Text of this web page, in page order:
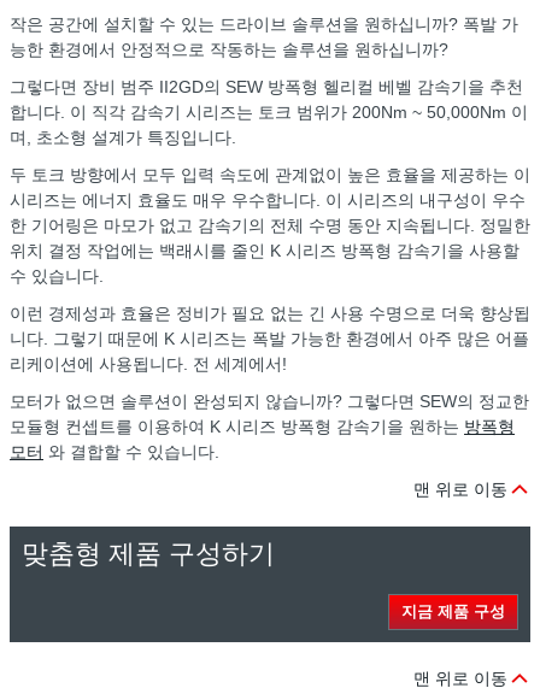
작은 공간에 설치할 수 있는 드라이브 솔루션을 원하십니까? 폭발 가
능한 환경에서 안정적으로 작동하는 솔루션을 원하십니까?
그렇다면 장비 범주 II2GD의 SEW 방폭형 헬리컬 베벨 감속기을 추천
합니다. 이 직각 감속기 시리즈는 토크 범위가 200Nm ~ 50,000Nm 이
며, 초소형 설계가 특징입니다.
두 토크 방향에서 모두 입력 속도에 관계없이 높은 효율을 제공하는 이
시리즈는 에너지 효율도 매우 우수합니다. 이 시리즈의 내구성이 우수
한 기어링은 마모가 없고 감속기의 전체 수명 동안 지속됩니다. 정밀한
위치 결정 작업에는 백래시를 줄인 K 시리즈 방폭형 감속기을 사용할
수 있습니다.
이런 경제성과 효율은 정비가 필요 없는 긴 사용 수명으로 더욱 향상됩
니다. 그렇기 때문에 K 시리즈는 폭발 가능한 환경에서 아주 많은 어플
리케이션에 사용됩니다. 전 세계에서!
모터가 없으면 솔루션이 완성되지 않습니까? 그렇다면 SEW의 정교한
모듈형 컨셉트를 이용하여 K 시리즈 방폭형 감속기을 원하는 방폭형
모터 와 결합할 수 있습니다.
맨 위로 이동
맞춤형 제품 구성하기
지금 제품 구성
맨 위로 이동